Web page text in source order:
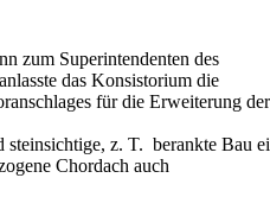
zum Superintendenten des
das Konsistorium die
für die Erweiterung der
steinsichtige, z. T. berankte Bau
Chordach auch